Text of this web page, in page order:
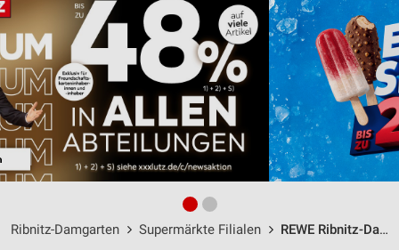
Ribnitz-Damgarten Supermärkte Filialen REWE Ribnitz-Damgarten / Lange Str. 39 - Öffnungszeiten & Adresse